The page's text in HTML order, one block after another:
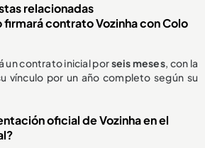
relacionadas
contrato Vozinha con Colo
un contrato inicial porseis meses, con la
vínculo por un año completo según su
oficial de Vozinha en el